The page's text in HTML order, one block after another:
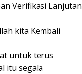
Verifikasi Lanjutan
kita Kembali
untuk terus
itu segala